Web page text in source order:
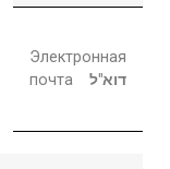
Электронная
почта
דוא"ל